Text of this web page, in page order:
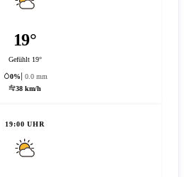
19°
Gefühlt 19°
0%
0.0 mm
38 km/h
19:00 UHR